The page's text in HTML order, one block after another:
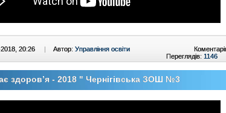
20:26 | Автор: Управління освіти
Переглядів: 1146
здоров’я - 2018 " Чернігівська ЗОШ №3